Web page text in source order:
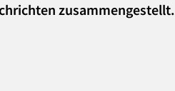
zusammengestellt.